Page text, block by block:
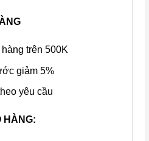
trên 500K
giảm 5%
yêu cầu
HÀNG: